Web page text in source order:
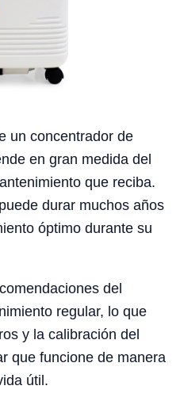
un concentrador de
en gran medida del
que reciba.
durar muchos años
óptimo durante su
del
regular, lo que
y la calibración del
que funcione de manera
útil.